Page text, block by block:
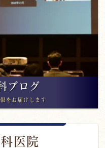
ブログ
をお届けします
科医院